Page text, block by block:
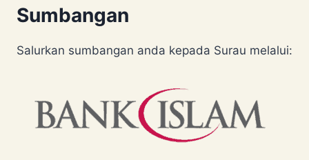
Sumbangan
Salurkan sumbangan anda kepada Surau melalui: